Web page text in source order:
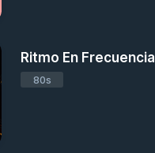
Ritmo En Frecuencia
80s